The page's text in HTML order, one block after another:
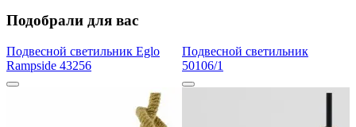
Подобрали для вас
Подвесной светильник Eglo
Rampside 43256
Подвесной светильник
50106/1